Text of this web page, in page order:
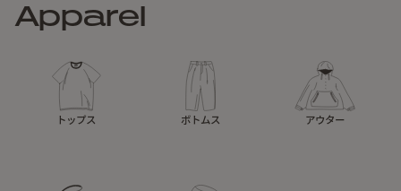
Apparel
トップス ボトムス アウター